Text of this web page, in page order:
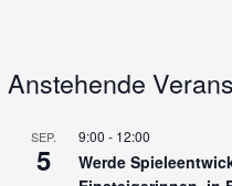
Anstehende
SEP.
5
9:00 - 12:00
Werde